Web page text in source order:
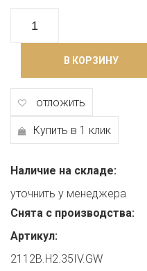
В КОРЗИНУ
отложить
Купить в 1 клик
Наличие на складе:
уточнить у менеджера
Снята с производства:
Артикул:
2112B.H2.35IV.GW